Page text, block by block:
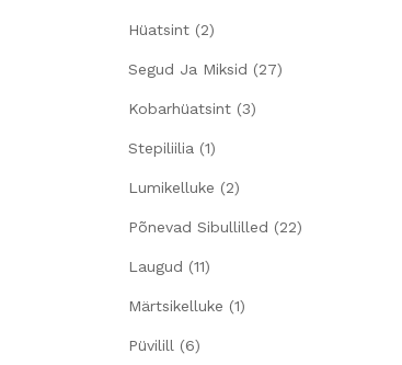
Hüatsint (2)
Segud Ja Miksid (27)
Kobarhüatsint (3)
Stepiliilia (1)
Lumikelluke (2)
Põnevad Sibullilled (22)
Laugud (11)
Märtsikelluke (1)
Püvilill (6)